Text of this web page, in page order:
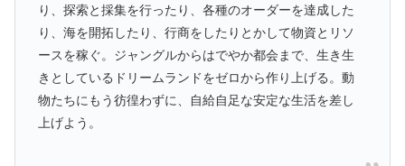
り、探索と採集を行ったり、各種のオーダーを達成した
り、海を開拓したり、行商をしたりとかして物資とリソ
ースを稼ぐ。ジャングルからはでやか都会まで、生き生
きとしているドリームランドをゼロから作り上げる。動
物たちにもう彷徨わずに、自給自足な安定な生活を差し
上げよう。